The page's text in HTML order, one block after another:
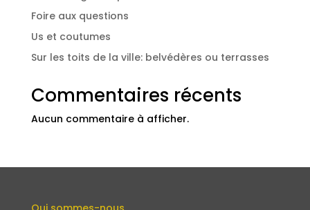
Foire aux questions
Us et coutumes
Sur les toits de la ville: belvédères ou terrasses
Commentaires récents
Aucun commentaire à afficher.